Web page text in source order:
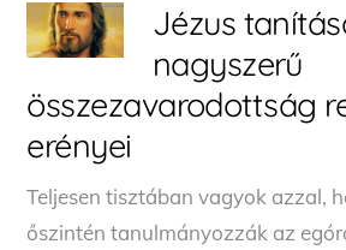
Jézus
nagyszerű
összezavarodottság
erényei
Teljesen tisztában vagyok azzal,
őszintén tanulmányozzák az